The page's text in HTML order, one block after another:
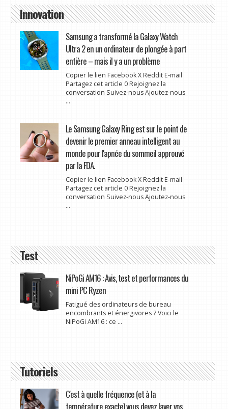
Innovation
Samsung a transformé la Galaxy Watch
Ultra 2 en un ordinateur de plongée à part
entière – mais il y a un problème
Copier le lien Facebook X Reddit E-mail
Partagez cet article 0 Rejoignez la
conversation Suivez-nous Ajoutez-nous
...
Le Samsung Galaxy Ring est sur le point de
devenir le premier anneau intelligent au
monde pour l'apnée du sommeil approuvé
par la FDA.
Copier le lien Facebook X Reddit E-mail
Partagez cet article 0 Rejoignez la
conversation Suivez-nous Ajoutez-nous
...
Test
NiPoGi AM16 : Avis, test et performances du
mini PC Ryzen
Fatigué des ordinateurs de bureau
encombrants et énergivores ? Voici le
NiPoGi AM16 : ce ...
Tutoriels
C'est à quelle fréquence (et à la
température exacte) vous devez laver vos